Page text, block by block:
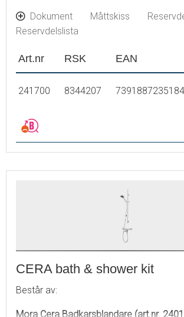
Återströmningsskydd enligt EU-
Extra greppvänliga vred, godkänd av
reumatikerförbundet
Metallomspunnen slang 1750 mm,
Med tvålkopp
Med variabelt c/c-mått för befintliga
Med antikalksystem "Easy-Clean"
Energieffektivt duschpaket med
Dokument Måttskiss
Reservdelslista
Art.nr RSK EAN
241700 8344207 7391887235184
CERA bath & shower kit
Består av:
Mora Cera Badkarsblandare (art.nr.